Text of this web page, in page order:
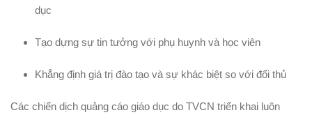
dục
Tạo dựng sự tin tưởng với phụ huynh và học viên
Khẳng định giá trị đào tạo và sự khác biệt so với đối thủ
Các chiến dịch quảng cáo giáo dục do TVCN triển khai luôn